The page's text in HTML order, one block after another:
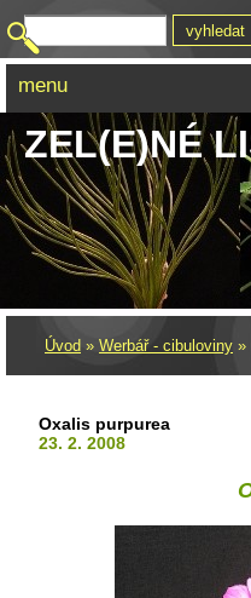
ZEL(E)NÉ
Úvod » Werbář - cibuloviny »
Oxalis purpurea
23. 2. 2008
Oxalis
menu